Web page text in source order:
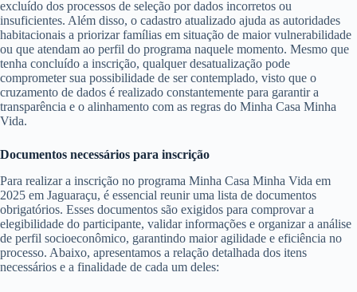
excluído dos processos de seleção por dados incorretos ou
insuficientes. Além disso, o cadastro atualizado ajuda as autoridades
habitacionais a priorizar famílias em situação de maior vulnerabilidade
ou que atendam ao perfil do programa naquele momento. Mesmo que
tenha concluído a inscrição, qualquer desatualização pode
comprometer sua possibilidade de ser contemplado, visto que o
cruzamento de dados é realizado constantemente para garantir a
transparência e o alinhamento com as regras do Minha Casa Minha
Vida.
Documentos necessários para inscrição
Para realizar a inscrição no programa Minha Casa Minha Vida em
2025 em Jaguaraçu, é essencial reunir uma lista de documentos
obrigatórios. Esses documentos são exigidos para comprovar a
elegibilidade do participante, validar informações e organizar a análise
de perfil socioeconômico, garantindo maior agilidade e eficiência no
processo. Abaixo, apresentamos a relação detalhada dos itens
necessários e a finalidade de cada um deles: